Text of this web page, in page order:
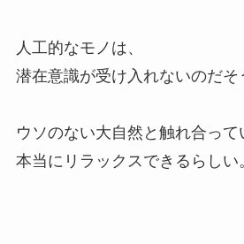
人工的なモノは、
潜在意識が受け入れないのだそ
ウソのない大自然と触れ合って
本当にリラックスできるらしい